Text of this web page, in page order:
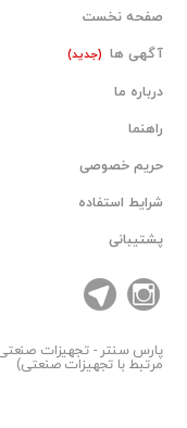
صفحه نخست
آگهی ها (جدید)
درباره ما
راهنما
حریم خصوصی
شرایط استفاده
پشتیبانی
پارس سنتر- تجهیزات
مرتبط با تجهیزات صنعتی)